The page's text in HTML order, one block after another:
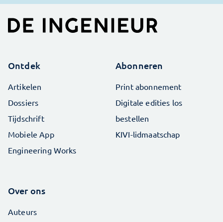
Ontdek
Artikelen
Dossiers
Tijdschrift
Mobiele App
Engineering Works
Abonneren
Print abonnement
Digitale edities los
bestellen
KIVI-lidmaatschap
Over ons
Auteurs